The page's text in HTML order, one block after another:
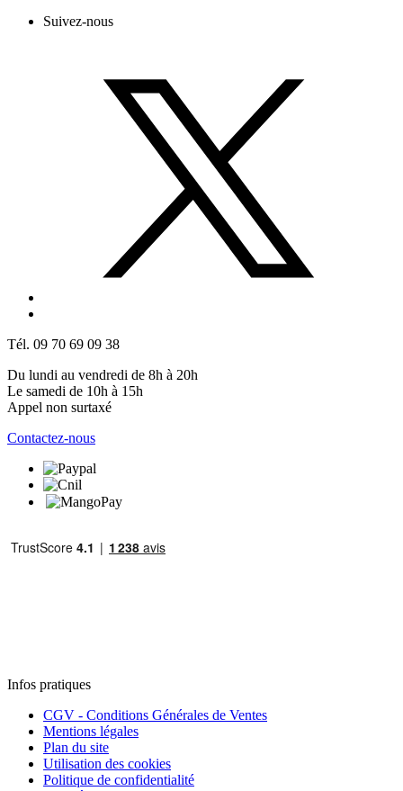
Suivez-nous
Tél. 09 70 69 09 38
Du lundi au vendredi de 8h à 20h
Le samedi de 10h à 15h
Appel non surtaxé
Contactez-nous
Infos pratiques
CGV - Conditions Générales de Ventes
Mentions légales
Plan du site
Utilisation des cookies
Politique de confidentialité